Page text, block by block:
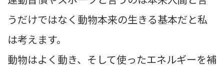
うだけではなく動物本来の生きる基本だと私
は考えます。
動物はよく動き、そして使ったエネルギーを補